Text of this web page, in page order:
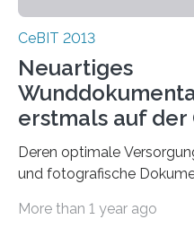
CeBIT 2013
Neuartiges
erstmals auf
Deren optimale
und fotografische
More than 1 year ago